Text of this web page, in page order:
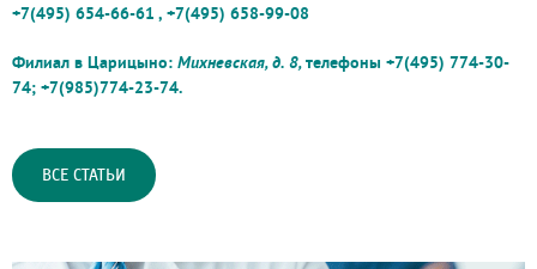
+7(495) 654-66-61 , +7(495) 658-99-08
Филиал в Царицыно: Михневская, д. 8,телефоны +7(495) 774-30-
74; +7(985)774-23-74.
ВСЕ СТАТЬИ